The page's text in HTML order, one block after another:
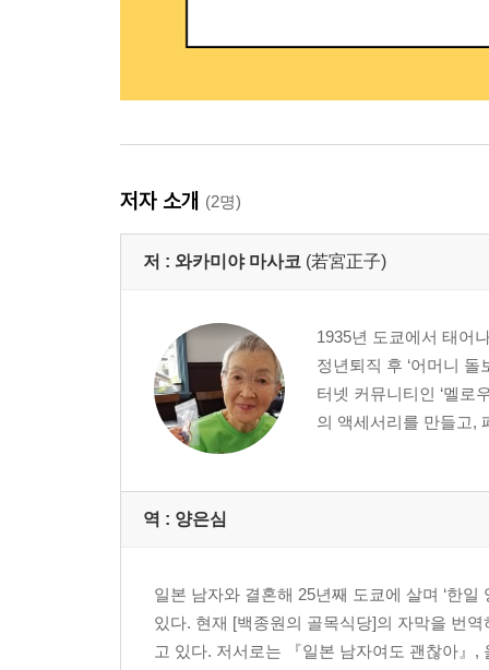
저자 소개 (2명)
저 : 와카미야 마사코 (若宮正子)
1935년 도쿄에서 태어
정년퇴직 후 ‘어머니
터넷 커뮤니티인 ‘멜로
의 액세서리를 만들고,
역 : 양은심
일본 남자와 결혼해 25년째 도쿄에 살며 ‘한
있다. 현재 [백종원의 골목식당]의 자막을 번
고 있다. 저서로는 『일본 남자여도 괜찮아』